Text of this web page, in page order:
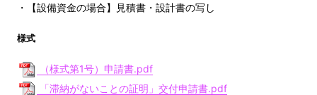
・【設備資金の場合】見積書・設計書の写し
様式
（様式第1号）申請書.pdf
「滞納がないことの証明」交付申請書.pdf